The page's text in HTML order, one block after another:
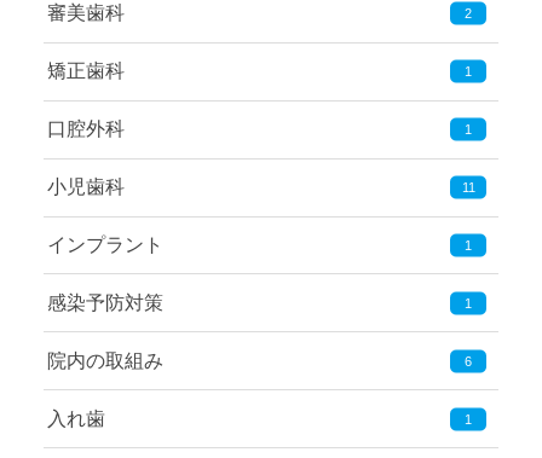
審美歯科 2
矯正歯科 1
口腔外科 1
小児歯科 11
インプラント 1
感染予防対策 1
院内の取組み 6
入れ歯 1